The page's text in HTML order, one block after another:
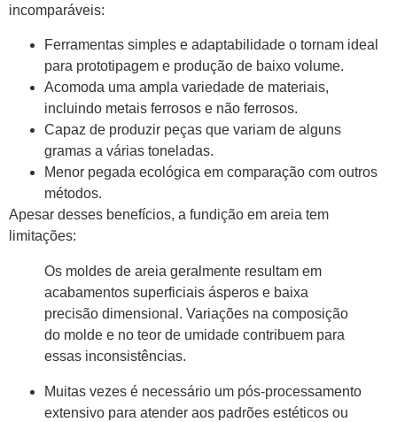
incomparáveis:
Ferramentas simples e adaptabilidade o tornam ideal
para prototipagem e produção de baixo volume.
Acomoda uma ampla variedade de materiais,
incluindo metais ferrosos e não ferrosos.
Capaz de produzir peças que variam de alguns
gramas a várias toneladas.
Menor pegada ecológica em comparação com outros
métodos.
Apesar desses benefícios, a fundição em areia tem
limitações:
Os moldes de areia geralmente resultam em
acabamentos superficiais ásperos e baixa
precisão dimensional. Variações na composição
do molde e no teor de umidade contribuem para
essas inconsistências.
Muitas vezes é necessário um pós-processamento
extensivo para atender aos padrões estéticos ou